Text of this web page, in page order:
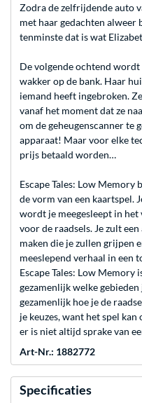
Zodra de zelfrijdende auto
met haar gedachten alweer
tenminste dat is wat
De volgende ochtend
wakker op de bank. Haar
iemand heeft ingebroken.
vanaf het moment dat ze
om de geheugenscanner te
apparaat! Maar voor elke
prijs betaald worden…
Escape Tales: Low Memory
de vorm van een kaartspel.
wordt je meegesleept in
voor de raadsels. Je zult
maken die je zullen grijpen
meeslepend verhaal in een
Escape Tales: Low Memory
gezamenlijk welke
gezamenlijk hoe je de
je keuzes, want het spel
er is niet altijd sprake van
Art-Nr.: 1882772
Specificaties